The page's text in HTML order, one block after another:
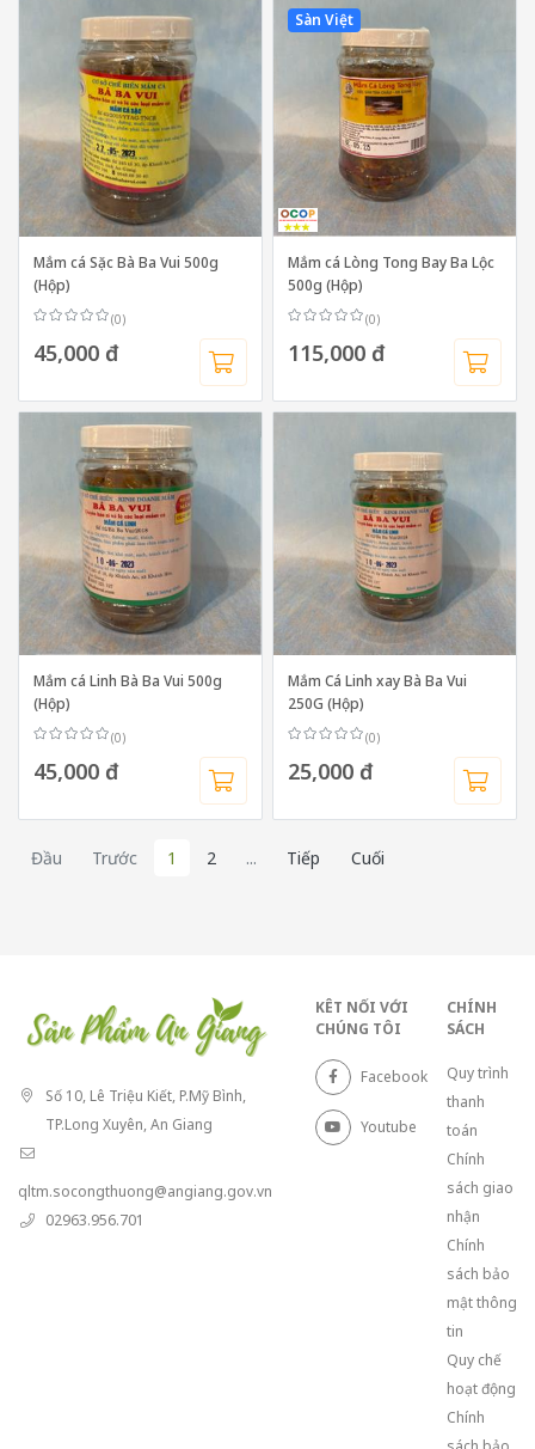
Mắm cá Sặc Bà Ba Vui 500g
(Hộp)
(0)
45,000 đ
Sàn Việt
Mắm cá Lòng Tong Bay Ba Lộc
500g (Hộp)
(0)
115,000 đ
Mắm cá Linh Bà Ba Vui 500g
(Hộp)
(0)
45,000 đ
Mắm Cá Linh xay Bà Ba Vui
250G (Hộp)
(0)
25,000 đ
Đầu Trước 1 2 ... Tiếp Cuối
Số 10, Lê Triệu Kiết, P.Mỹ Bình,
TP.Long Xuyên, An Giang
qltm.socongthuong@angiang.gov.vn
02963.956.701
KÊT NỐI VỚI
CHÚNG TÔI
Facebook
Youtube
CHÍNH
SÁCH
Quy trình
thanh
toán
Chính
sách giao
nhận
Chính
sách bảo
mật thông
tin
Quy chế
hoạt động
Chính